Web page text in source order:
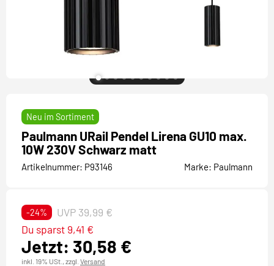
Neu im Sortiment
Paulmann URail Pendel Lirena GU10 max.
10W 230V Schwarz matt
Artikelnummer: P93146 Marke: Paulmann
-24% UVP 39,99 €
Jetzt: 30,58 €
Du sparst 9,41 €
inkl. 19% USt., zzgl. Versand